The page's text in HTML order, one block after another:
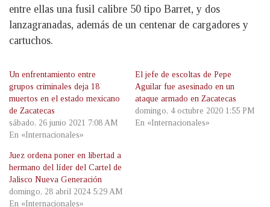
entre ellas una fusil calibre 50 tipo Barret, y dos
lanzagranadas, además de un centenar de cargadores y
cartuchos.
Un enfrentamiento entre
grupos criminales deja 18
muertos en el estado mexicano
de Zacatecas
sábado, 26 junio 2021 7:08 AM
En «Internacionales»
El jefe de escoltas de Pepe
Aguilar fue asesinado en un
ataque armado en Zacatecas
domingo, 4 octubre 2020 1:55 PM
En «Internacionales»
Juez ordena poner en libertad a
hermano del líder del Cartel de
Jalisco Nueva Generación
domingo, 28 abril 2024 5:29 AM
En «Internacionales»